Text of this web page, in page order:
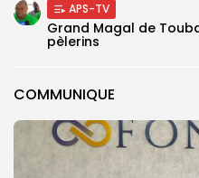
COMMUNIQUE
APS-TV
Grand Magal de
pèlerins